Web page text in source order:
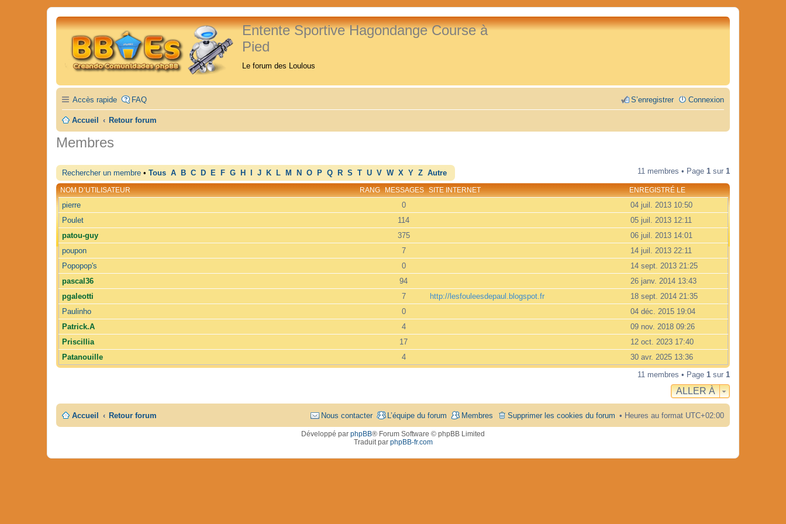
Entente Sportive Hagondange Course à
Pied
Le forum des Loulous
Accès rapide FAQ Connexion
S’enregistrer
Accueil Retour forum
Membres
Rechercher un membre • Tous A B C D E F G H J K L M N O P Q R S T U V W X Y Z Autre 11 membres • Page 1 sur 1
RANG
NOM D’UTILISATEUR MESSAGES SITE INTERNET ENREGISTRÉ LE
pierre 0
04 juil. 2013 10:50
Poulet
114
05 juil. 2013 12:11
patou-guy
375
06 juil. 2013 14:01
poupon
7
14 juil. 2013 22:11
Popopop's
0
14 sept. 2013 21:25
pascal36
94
26 janv. 2014 13:43
pgaleotti
7 http://lesfouleesdepaul.blogspot.fr
18 sept. 2014 21:35
Paulinho
0
04 déc. 2015 19:04
Patrick.A
4
09 nov. 2018 09:26
Priscillia
17
12 oct. 2023 17:40
Patanouille
4
30 avr. 2025 13:36
11 membres • Page 1 sur 1
ALLER À
Accueil Retour forum Heures au format UTC+02:00
Supprimer les cookies du forum
Membres
L’équipe du forum
Nous contacter
Développé par phpBB® Forum Software © phpBB Limited
Traduit par phpBB-fr.com